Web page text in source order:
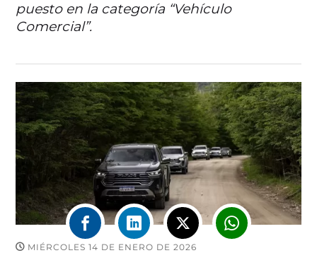
puesto en la categoría “Vehículo
Comercial”.
MIÉRCOLES 14 DE ENERO DE 2026